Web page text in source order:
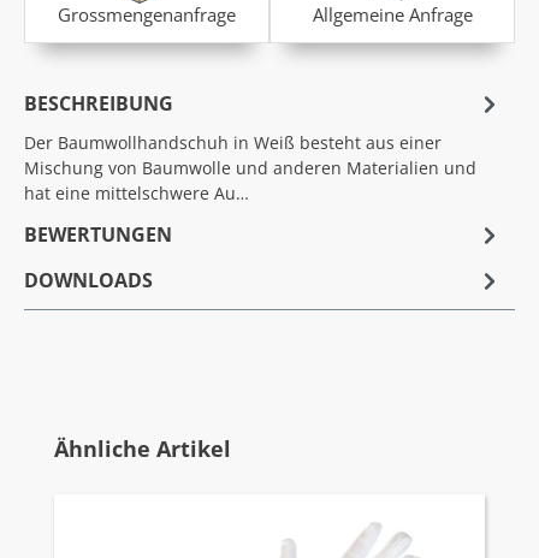
Grossmengenanfrage Allgemeine Anfrage
BESCHREIBUNG
Der Baumwollhandschuh in Weiß besteht aus einer
Mischung von Baumwolle und anderen Materialien und
hat eine mittelschwere Au…
BEWERTUNGEN
DOWNLOADS
Produktgalerie überspringen
Ähnliche Artikel